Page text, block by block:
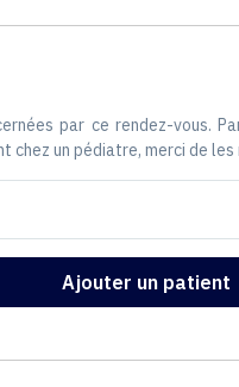
par ce rendez-vous.
chez un pédiatre, merci de
Ajouter un patient